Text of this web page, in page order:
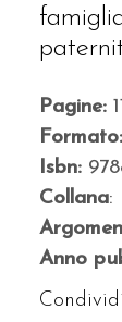
Pagine:
Isbn:
Collana:
Anno